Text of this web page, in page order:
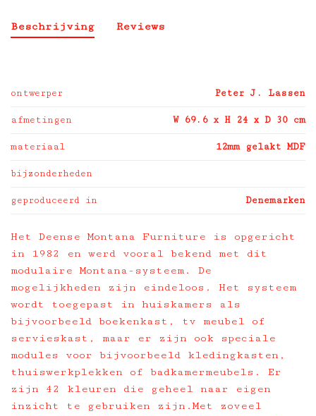
Beschrijving Reviews
ontwerper Peter J. Lassen
afmetingen W 69.6 x H 24 x D 30 cm
materiaal 12mm gelakt MDF
bijzonderheden
geproduceerd in Denemarken
Het Deense Montana Furniture is opgericht
in 1982 en werd vooral bekend met dit
modulaire Montana-systeem. De
mogelijkheden zijn eindeloos. Het systeem
wordt toegepast in huiskamers als
bijvoorbeeld boekenkast, tv meubel of
servieskast, maar er zijn ook speciale
modules voor bijvoorbeeld kledingkasten,
thuiswerkplekken of badkamermeubels. Er
zijn 42 kleuren die geheel naar eigen
inzicht te gebruiken zijn.Met zoveel